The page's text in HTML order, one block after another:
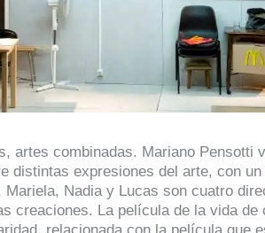
artes combinadas. Mariano Pensotti
distintas expresiones del arte, con
Mariela, Nadia y Lucas son cuatro
creaciones. La película de la vida de